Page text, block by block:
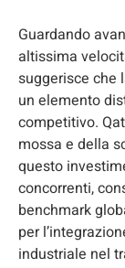
Guardando
altissima
suggerisce che
un elemento
competitivo.
mossa e della
questo
concorrenti,
benchmark
per
industriale nel